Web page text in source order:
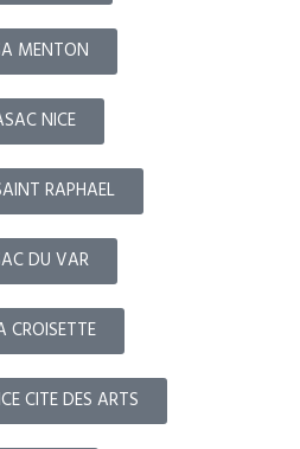
MENTON
NICE
RAPHAEL
DU VAR
CROISETTE
CITE DES ARTS